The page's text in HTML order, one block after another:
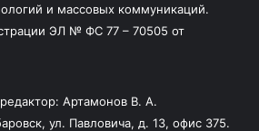
и массовых коммуникаций.
ЭЛ № ФС 77 – 70505 от
Артамонов В. А.
ул. Павловича, д. 13, офис 375.